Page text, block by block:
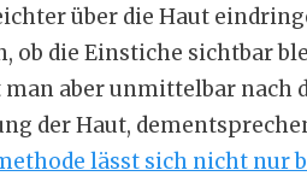
über die Haut
ob die Einstiche sichtbar
aber unmittelbar nach
der Haut,
lässt sich nicht nur